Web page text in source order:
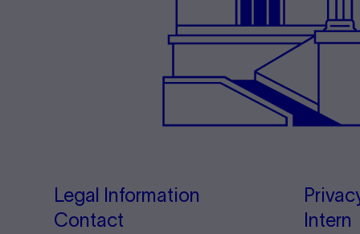
Legal Information
Contact
Intern